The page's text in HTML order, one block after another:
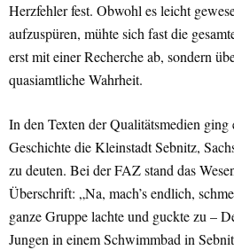
Herzfehler fest. Obwohl es leicht
aufzuspüren, mühte sich fast die
erst mit einer Recherche ab, sondern
quasiamtliche Wahrheit.
In den Texten der Qualitätsmedien ging
Geschichte die Kleinstadt Sebnitz,
zu deuten. Bei der FAZ stand das
Überschrift: „Na, mach’s endlich,
ganze Gruppe lachte und guckte zu –
Jungen in einem Schwimmbad in